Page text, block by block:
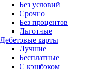
Без условий
Срочно
Без процентов
Льготные
Дебетовые карты
Лучшие
Бесплатные
С кэшбэком